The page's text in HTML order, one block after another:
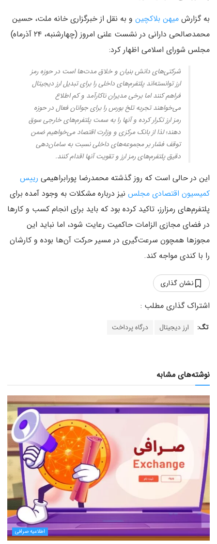
به گزارش میهن بلاکچین و به نقل از خبرگزاری خانه ملت، حسین
محمدصالحی دارانی در نشست علنی امروز (چهارشنبه، ۲۴ آذرماه)
مجلس شورای اسلامی اظهار کرد:
شرکتی‌های دانش بنیان و خلاق مدت‌ها است در حوزه رمز
ارز توانسته‌اند پلتفرم‌های داخلی را برای تبدیل ارز دیجیتال
فراهم کنند اما برخی مدیران ناکارآمد و کم اطلاع
می‌خواهند تجربه تلخ بورس را برای جوانان فعال در حوزه
رمز ارز تکرار کرده و آنها را به سمت پلتفرم‌های خارجی سوق
دهند؛ لذا از بانک مرکزی و وزارت اقتصاد می‌خواهیم ضمن
توقف فشار بر مجموعه‌های داخلی نسبت به سامان‌دهی
دقیق پلتفرم‌های رمز ارز و تقویت آنها اقدام کنند.
این در حالی است که روز گذشته محمدرضا پورابراهیمی رییس
کمیسیون اقتصادی مجلس نیز درباره مشکلات به وجود آمده برای
پلتفرم‌های رمزارز‌، تاکید کرده بود که باید برای انجام کسب و کار‌ها
در فضای مجازی الزامات حاکمیت رعایت شود، اما نباید این
مجوز‌ها همچون سرعت‌گیری در مسیر حرکت آن‌ها بوده و کارشان
را با کندی مواجه کند.
نشان گذاری
تگ: ارز دیجیتال درگاه پرداخت
نوشته‌های مشابه
اطلاعیه صرافی